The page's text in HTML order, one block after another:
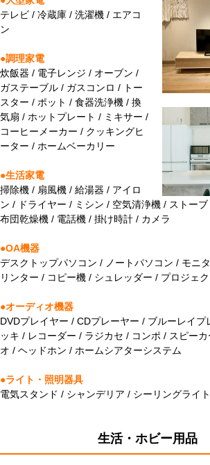
テレビ / 冷蔵庫 / 洗濯機 / エアコ
ン
●調理家電
炊飯器 / 電子レンジ / オーブン /
ガステーブル / ガスコンロ / トー
スター / ポット / 食器洗浄機 / 換
気扇 / ホットプレート / ミキサー /
コーヒーメーカー / クッキングヒ
ーター / ホームベーカリー
●生活家電
掃除機 / 扇風機 / 給湯器 / アイロ
ン / ドライヤー / ミシン / 空気清浄機 / ストー
布団乾燥機 / 電話機 / 掛け時計 / カメラ
●OA機器
デスクトップパソコン / ノートパソコン / モニ
リンター / コピー機 / シュレッダー / プロジェ
●オーディオ機器
DVDプレイヤー / CDプレーヤー / ブルーレイプ
ッキ / レコーダー / ラジカセ / コンポ / スピー
オ / ヘッドホン / ホームシアターシステム
●ライト・照明器具
電気スタンド / シャンデリア / シーリングライ
生活・ホビー用品